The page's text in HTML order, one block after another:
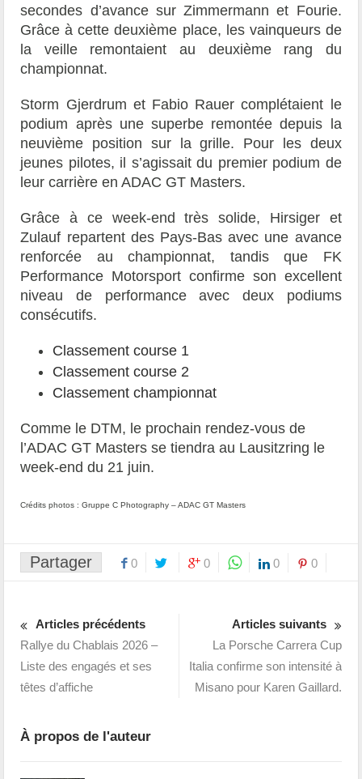
secondes d’avance sur Zimmermann et Fourie.
Grâce à cette deuxième place, les vainqueurs de
la veille remontaient au deuxième rang du
championnat.
Storm Gjerdrum et Fabio Rauer complétaient le
podium après une superbe remontée depuis la
neuvième position sur la grille. Pour les deux
jeunes pilotes, il s’agissait du premier podium de
leur carrière en ADAC GT Masters.
Grâce à ce week-end très solide, Hirsiger et
Zulauf repartent des Pays-Bas avec une avance
renforcée au championnat, tandis que FK
Performance Motorsport confirme son excellent
niveau de performance avec deux podiums
consécutifs.
Classement course 1
Classement course 2
Classement championnat
Comme le DTM, le prochain rendez-vous de
l’ADAC GT Masters se tiendra au Lausitzring le
week-end du 21 juin.
Crédits photos : Gruppe C Photography – ADAC GT Masters
Partager 0 0 0 0
Articles précédents
Rallye du Chablais 2026 –
Liste des engagés et ses
têtes d’affiche
Articles suivants
La Porsche Carrera Cup
Italia confirme son intensité à
Misano pour Karen Gaillard.
À propos de l'auteur